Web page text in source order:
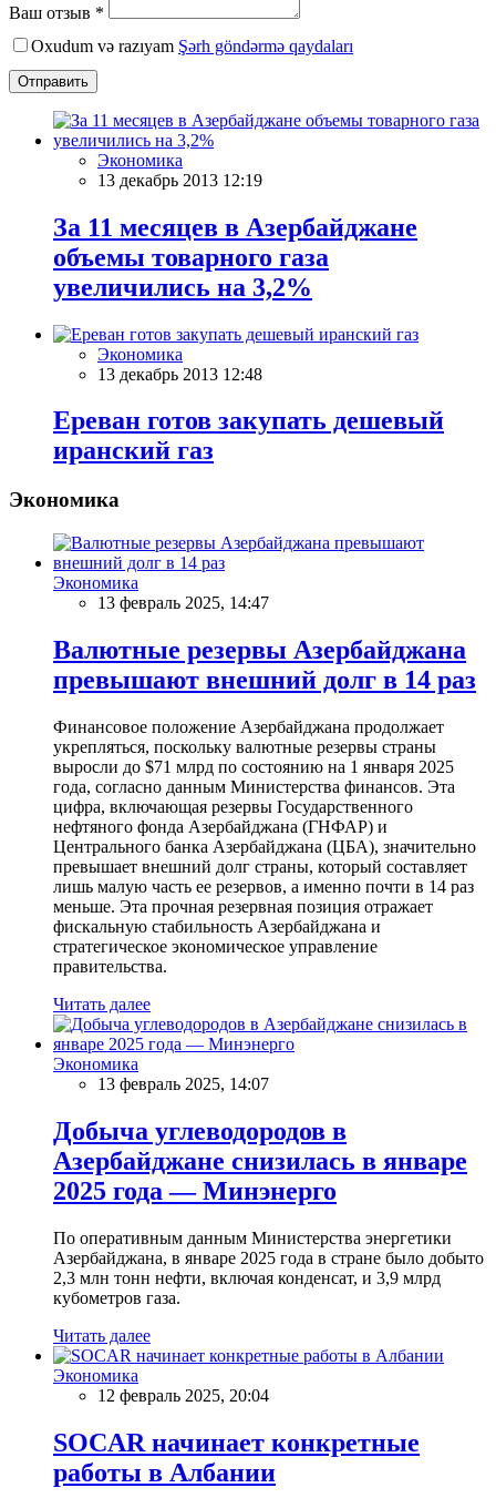
Ваш отзыв *
Oxudum və razıyam Şərh göndərmə qaydaları
Отправить
Экономика
13 декабрь 2013 12:19
За 11 месяцев в Азербайджане
объемы товарного газа
увеличились на 3,2%
Экономика
13 декабрь 2013 12:48
Ереван готов закупать дешевый
иранский газ
Экономика
Экономика
13 февраль 2025, 14:47
Валютные резервы Азербайджана
превышают внешний долг в 14 раз
Финансовое положение Азербайджана продолжает
укрепляться, поскольку валютные резервы страны
выросли до $71 млрд по состоянию на 1 января 2025
года, согласно данным Министерства финансов. Эта
цифра, включающая резервы Государственного
нефтяного фонда Азербайджана (ГНФАР) и
Центрального банка Азербайджана (ЦБА), значительно
превышает внешний долг страны, который составляет
лишь малую часть ее резервов, а именно почти в 14 раз
меньше. Эта прочная резервная позиция отражает
фискальную стабильность Азербайджана и
стратегическое экономическое управление
правительства.
Читать далее
Экономика
13 февраль 2025, 14:07
Добыча углеводородов в
Азербайджане снизилась в январе
2025 года — Минэнерго
По оперативным данным Министерства энергетики
Азербайджана, в январе 2025 года в стране было добыто
2,3 млн тонн нефти, включая конденсат, и 3,9 млрд
кубометров газа.
Читать далее
Экономика
12 февраль 2025, 20:04
SOCAR начинает конкретные
работы в Албании